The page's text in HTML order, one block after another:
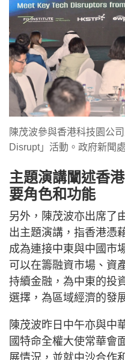
陳茂波參與香港科技園公
Disrupt」活動。政府新聞處
主題演講闡述香
要角色和功能
另外，陳茂波亦出席了
出主題演講，指香港憑
成為連接中東與中國市
可以在籌融資市場、資
持續金融，為中東的投
選擇，為區域經濟的發
陳茂波昨日中午亦與中
國特命全權大使常華會
展情況，並就中沙合作